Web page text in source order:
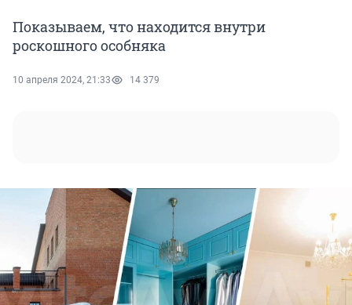
Показываем, что находится внутри
роскошного особняка
10 апреля 2024, 21:33 14 379